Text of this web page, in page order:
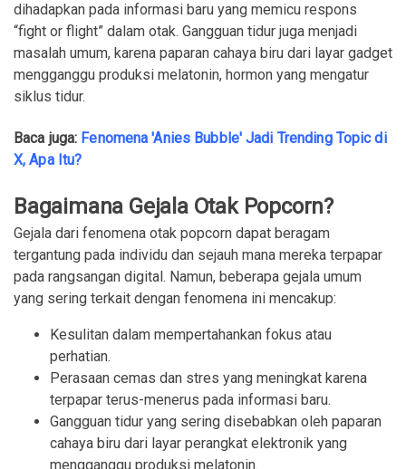
dihadapkan pada informasi baru yang memicu respons
“fight or flight” dalam otak. Gangguan tidur juga menjadi
masalah umum, karena paparan cahaya biru dari layar gadget
mengganggu produksi melatonin, hormon yang mengatur
siklus tidur.
Baca juga: Fenomena 'Anies Bubble' Jadi Trending Topic di
X, Apa Itu?
Bagaimana Gejala Otak Popcorn?
Gejala dari fenomena otak popcorn dapat beragam
tergantung pada individu dan sejauh mana mereka terpapar
pada rangsangan digital. Namun, beberapa gejala umum
yang sering terkait dengan fenomena ini mencakup:
Kesulitan dalam mempertahankan fokus atau
perhatian.
Perasaan cemas dan stres yang meningkat karena
terpapar terus-menerus pada informasi baru.
Gangguan tidur yang sering disebabkan oleh paparan
cahaya biru dari layar perangkat elektronik yang
mengganggu produksi melatonin.